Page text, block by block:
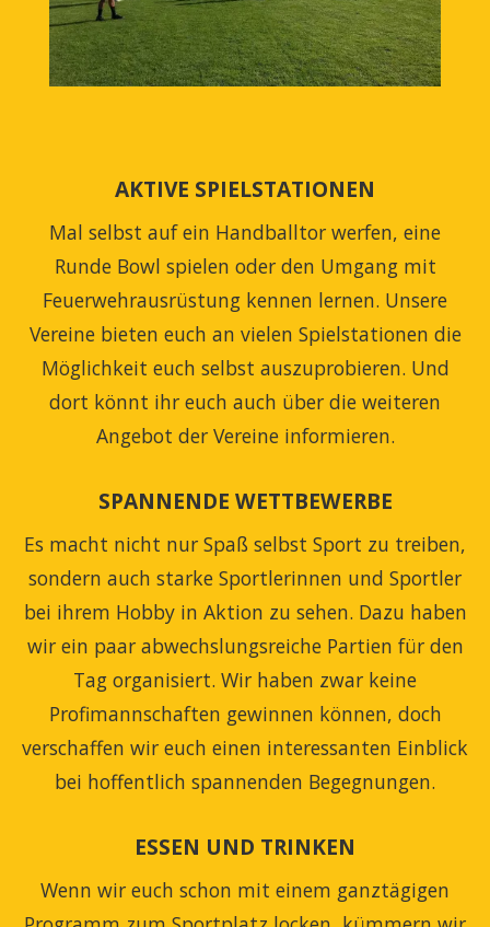
AKTIVE SPIELSTATIONEN
Mal selbst auf ein Handballtor werfen, eine
Runde Bowl spielen oder den Umgang mit
Feuerwehr­ausrüstung kennen lernen. Unsere
Vereine bieten euch an vielen Spielstationen die
Möglichkeit euch selbst auszuprobieren. Und
dort könnt ihr euch auch über die weiteren
Angebot der Vereine informieren.
SPANNENDE WETTBEWERBE
Es macht nicht nur Spaß selbst Sport zu treiben,
sondern auch starke Sportlerinnen und Sportler
bei ihrem Hobby in Aktion zu sehen. Dazu haben
wir ein paar abwechslungsreiche Partien für den
Tag organisiert. Wir haben zwar keine
Profimannschaften gewinnen können, doch
verschaffen wir euch einen interessanten Einblick
bei hoffentlich spannenden Begegnungen.
ESSEN UND TRINKEN
Wenn wir euch schon mit einem ganztägigen